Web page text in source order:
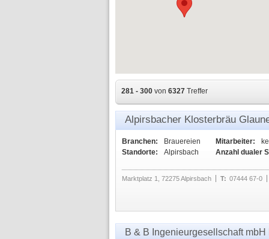
281 - 300 von 6327 Treffer
Alpirsbacher Klosterbräu
Branchen:
Brauereien
Standorte:
Alpirsbach
Mitarbeiter:
Anzahl dualer
Marktplatz 1, 72275 Alpirsbach T: 07444 67-0
B & B Ingenieurgesellschaft